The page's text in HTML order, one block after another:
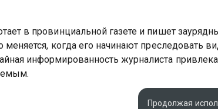
в провинциальной газете и пишет
меняется, когда его начинают преследовать
информированность журналиста
сезон сериала Подслушано в Рыбинске вы
Продолжая